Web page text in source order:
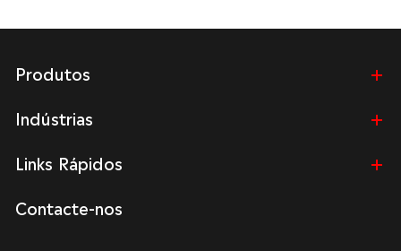
Produtos
Indústrias
Links Rápidos
Contacte-nos